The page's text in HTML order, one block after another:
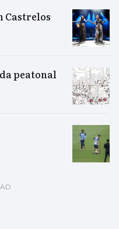
Castrelos
peatonal